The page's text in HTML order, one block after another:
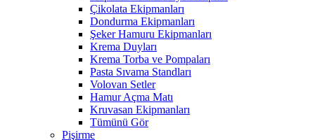
Çikolata Ekipmanları
Dondurma Ekipmanları
Şeker Hamuru Ekipmanları
Krema Duyları
Krema Torba ve Pompaları
Pasta Sıvama Standları
Volovan Setler
Hamur Açma Matı
Kruvasan Ekipmanları
Tümünü Gör
Pişirme